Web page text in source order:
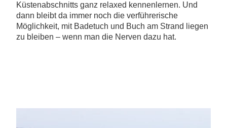
Küstenabschnitts ganz relaxed kennenlernen. Und
dann bleibt da immer noch die verführerische
Möglichkeit, mit Badetuch und Buch am Strand liegen
zu bleiben – wenn man die Nerven dazu hat.